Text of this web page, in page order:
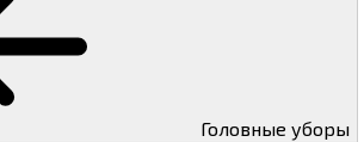
Головные уборы